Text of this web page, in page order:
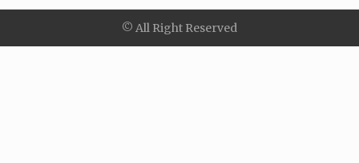
© All Right Reserved